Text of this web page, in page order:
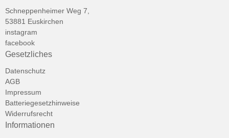
Schneppenheimer Weg 7,
53881 Euskirchen
instagram
facebook
Gesetzliches
Datenschutz
AGB
Impressum
Batteriegesetzhinweise
Widerrufsrecht
Informationen